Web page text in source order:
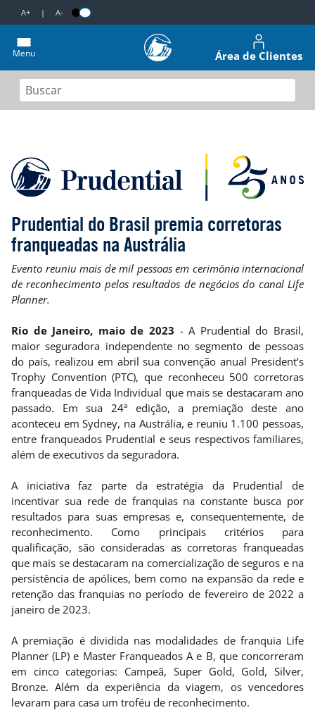
A+ | A-
Menu Área de Clientes
Prudential do Brasil premia corretoras
franqueadas na Austrália
Evento reuniu mais de mil pessoas em cerimônia internacional
de reconhecimento pelos resultados de negócios do canal Life
Planner.
Rio de Janeiro, maio de 2023 - A Prudential do Brasil,
maior seguradora independente no segmento de pessoas
do país, realizou em abril sua convenção anual President’s
Trophy Convention (PTC), que reconheceu 500 corretoras
franqueadas de Vida Individual que mais se destacaram ano
passado. Em sua 24ª edição, a premiação deste ano
aconteceu em Sydney, na Austrália, e reuniu 1.100 pessoas,
entre franqueados Prudential e seus respectivos familiares,
além de executivos da seguradora.
A iniciativa faz parte da estratégia da Prudential de
incentivar sua rede de franquias na constante busca por
resultados para suas empresas e, consequentemente, de
reconhecimento. Como principais critérios para
qualificação, são consideradas as corretoras franqueadas
que mais se destacaram na comercialização de seguros e na
persistência de apólices, bem como na expansão da rede e
retenção das franquias no período de fevereiro de 2022 a
janeiro de 2023.
A premiação é dividida nas modalidades de franquia Life
Planner (LP) e Master Franqueados A e B, que concorreram
em cinco categorias: Campeã, Super Gold, Gold, Silver,
Bronze. Além da experiência da viagem, os vencedores
levaram para casa um troféu de reconhecimento.